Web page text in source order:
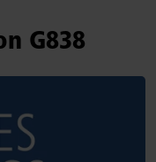
G838